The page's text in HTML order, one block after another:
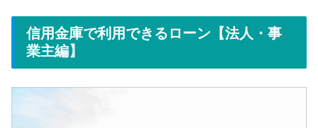
信用金庫で利用できるローン【法人・事
業主編】